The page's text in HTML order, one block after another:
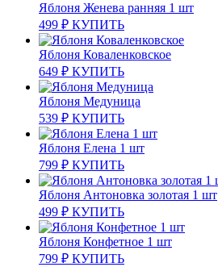
Яблоня Женева ранняя 1 шт
499 ₽ КУПИТЬ
Яблоня Коваленковское
649 ₽ КУПИТЬ
Яблоня Медуница
539 ₽ КУПИТЬ
Яблоня Елена 1 шт
799 ₽ КУПИТЬ
Яблоня Антоновка золотая 1 шт
499 ₽ КУПИТЬ
Яблоня Конфетное 1 шт
799 ₽ КУПИТЬ